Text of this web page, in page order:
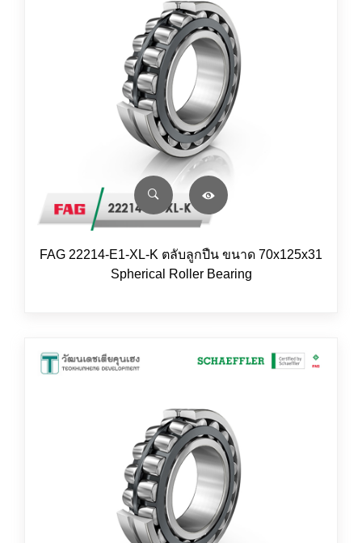
FAG 22214-E1-XL-K ตลับลูกปืน ขนาด 70x125x31
Spherical Roller Bearing